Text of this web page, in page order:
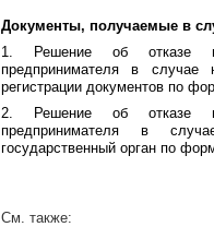
Документы, получаемые в
1. Решение об отказе в
предпринимателя в случае
регистрации документов по
2. Решение об отказе в
предпринимателя в
государственный орган по
См. также: